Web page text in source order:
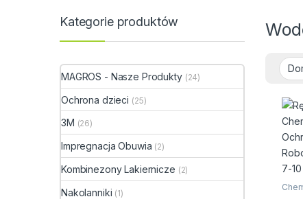
Kategorie produktów
MAGROS - Nasze Produkty (24)
Ochrona dzieci (25)
3M (26)
Impregnacja Obuwia (2)
Kombinezony Lakiernicze (2)
Nakolanniki (1)